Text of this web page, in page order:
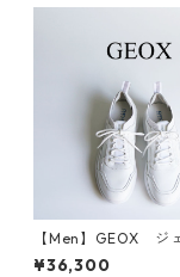
【Men】GEOX ジ
ス レザースニーカー
¥36,300